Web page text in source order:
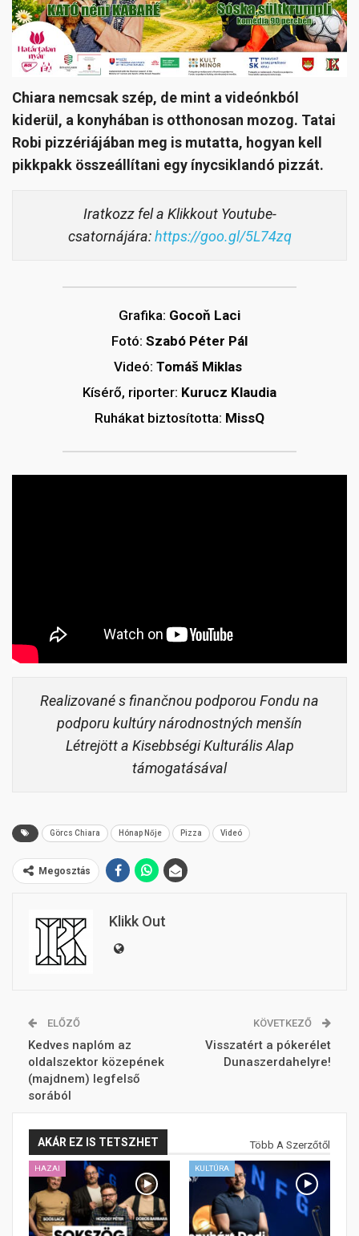
Chiara nemcsak szép, de mint a videónkból
kiderül, a konyhában is otthonosan mozog. Tatai
Robi pizzériájában meg is mutatta, hogyan kell
pikkpakk összeállítani egy ínycsiklandó pizzát.
Iratkozz fel a Klikkout Youtube-
csatornájára:https://goo.gl/5L74zq
Grafika: Gocoň Laci
Fotó: Szabó Péter Pál
Videó: Tomáš Miklas
Kísérő, riporter: Kurucz Klaudia
Ruhákat biztosította: MissQ
Realizované s finančnou podporou Fondu na
podporu kultúry národnostných menšín
Létrejött a Kisebbségi Kulturális Alap
támogatásával
Görcs Chiara Hónap Nője Pizza Videó
Megosztás
Klikk Out
ELŐZŐ
Kedves naplóm az
oldalszektor közepének
(majdnem) legfelső
sorából
KÖVETKEZŐ
Visszatért a pókerélet
Dunaszerdahelyre!
AKÁR EZ IS TETSZHET Több A Szerzőtől
HAZAI KULTÚRA